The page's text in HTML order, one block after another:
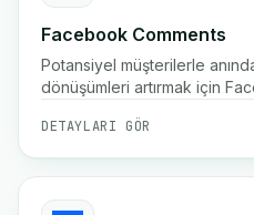
Facebook Comments
Potansiyel müşterilerle
dönüşümleri artırmak için
DETAYLARI GÖR